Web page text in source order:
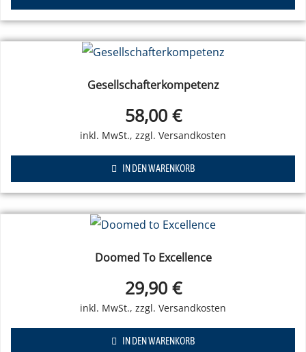
Gesellschafterkompetenz
58,00 €
IN DEN WARENKORB
Doomed To Excellence
29,90 €
IN DEN WARENKORB